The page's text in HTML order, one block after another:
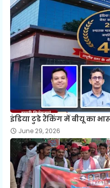
इंडिया टुडे रैंकिंग में बीयू का
June 29, 2026